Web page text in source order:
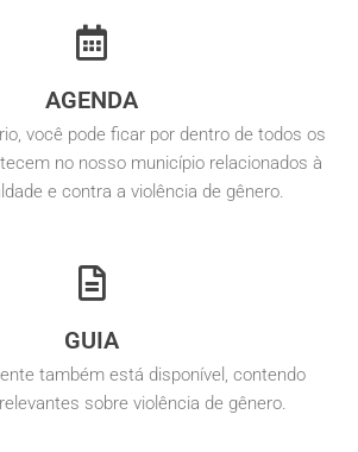
AGENDA
você pode ficar por dentro de todos os
no nosso município relacionados à
e contra a violência de gênero.
GUIA
também está disponível, contendo
sobre violência de gênero.